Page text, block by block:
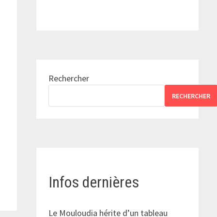
Rechercher
RECHERCHER
Infos dernières
Le Mouloudia hérite d’un tableau